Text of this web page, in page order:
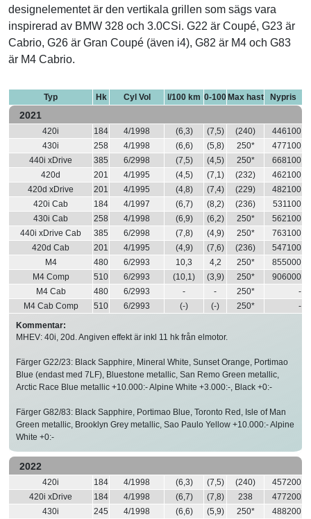
designelementet är den vertikala grillen som sägs vara
inspirerad av BMW 328 och 3.0CSi. G22 är Coupé, G23 är
Cabrio, G26 är Gran Coupé (även i4), G82 är M4 och G83
är M4 Cabrio.
Typ Hk Cyl Vol l/100 km 0-100 Max hast Nypris
2021
420i 184 4/1998 (6,3) (7,5) (240)
446100
430i
258 4/1998 (6,6) (5,8) 250*
477100
440i xDrive
385 6/2998 (7,5) (4,5) 250*
668100
420d
201 4/1995 (4,5) (7,1) (232)
462100
420d xDrive
201 4/1995 (4,8) (7,4) (229)
482100
420i Cab
184 4/1997 (6,7) (8,2) (236)
531100
430i Cab
258 4/1998 (6,9) (6,2) 250*
562100
440i xDrive Cab
385 6/2998 (7,8) (4,9) 250*
763100
420d Cab
201 4/1995 (4,9) (7,6) (236)
547100
M4
480 6/2993 10,3 4,2 250*
855000
M4 Comp
510 6/2993 (10,1) (3,9) 250*
906000
M4 Cab
480 6/2993 - - 250*
-
M4 Cab Comp
510 6/2993 (-) (-) 250*
-
Kommentar:
MHEV: 40i, 20d. Angiven effekt är inkl 11 hk från elmotor.
Färger G22/23: Black Sapphire, Mineral White, Sunset Orange, Portimao
Blue (endast med 7LF), Bluestone metallic, San Remo Green metallic,
Arctic Race Blue metallic +10.000:- Alpine White +3.000:-, Black +0:-
Färger G82/83: Black Sapphire, Portimao Blue, Toronto Red, Isle of Man
Green metallic, Brooklyn Grey metallic, Sao Paulo Yellow +10.000:- Alpine
White +0:-
2022
420i 184 4/1998 (6,3) (7,5) (240)
457200
420i xDrive
184 4/1998 (6,7) (7,8) 238
477200
430i
245 4/1998 (6,6) (5,9) 250*
488200